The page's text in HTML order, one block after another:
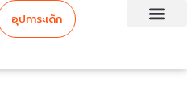
อุปการะเด็ก